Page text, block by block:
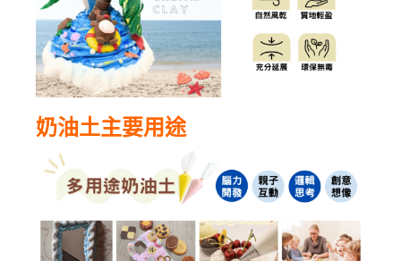
奶油土主要用途